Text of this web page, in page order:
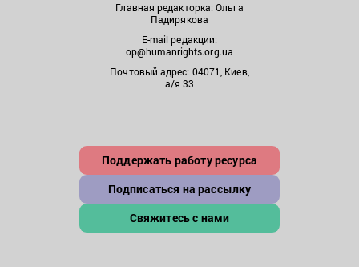
Главная редакторка: Ольга
Падирякова
E-mail редакции:
op@humanrights.org.ua
Почтовый адрес: 04071, Киев,
а/я 33
Поддержать работу ресурса
Подписаться на рассылку
Свяжитесь с нами